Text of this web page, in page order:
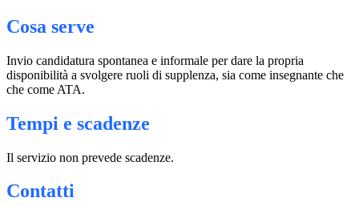
Cosa serve
Invio candidatura spontanea e informale per dare la propria
disponibilità a svolgere ruoli di supplenza, sia come insegnante che
che come ATA.
Tempi e scadenze
Il servizio non prevede scadenze.
Contatti